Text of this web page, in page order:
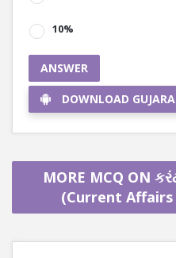
10%
ANSWER
DOWNLOAD
MORE MCQ ON
(Current Affairs